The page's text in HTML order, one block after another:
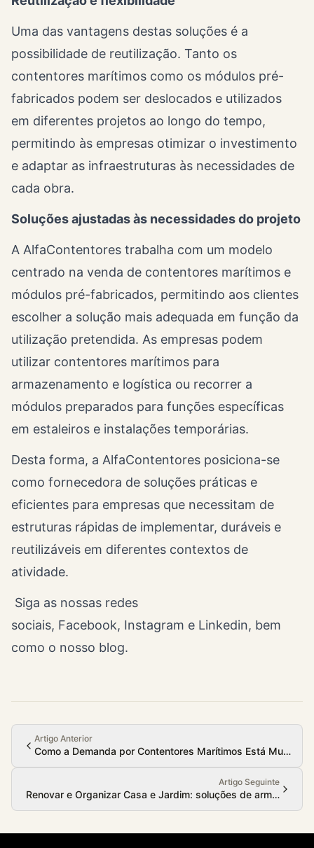
Uma das vantagens destas soluções é a
possibilidade de reutilização. Tanto os
contentores marítimos como os módulos pré-
fabricados podem ser deslocados e utilizados
em diferentes projetos ao longo do tempo,
permitindo às empresas otimizar o investimento
e adaptar as infraestruturas às necessidades de
cada obra.
Soluções ajustadas às necessidades do projeto
A AlfaContentores trabalha com um modelo
centrado na venda de contentores marítimos e
módulos pré-fabricados, permitindo aos clientes
escolher a solução mais adequada em função da
utilização pretendida. As empresas podem
utilizar contentores marítimos para
armazenamento e logística ou recorrer a
módulos preparados para funções específicas
em estaleiros e instalações temporárias.
Desta forma, a AlfaContentores posiciona-se
como fornecedora de soluções práticas e
eficientes para empresas que necessitam de
estruturas rápidas de implementar, duráveis e
reutilizáveis em diferentes contextos de
atividade.
Siga as nossas redes
sociais, Facebook, Instagram e Linkedin, bem
como o nosso blog.
Artigo Anterior
Como a Demanda por Contentores Marítimos Está
Artigo Seguinte
Renovar e Organizar Casa e Jardim: soluções de